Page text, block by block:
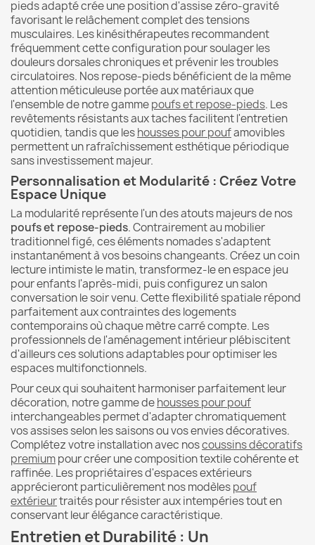
pieds adapté crée une position d'assise zéro-gravité
favorisant le relâchement complet des tensions
musculaires. Les kinésithérapeutes recommandent
fréquemment cette configuration pour soulager les
douleurs dorsales chroniques et prévenir les troubles
circulatoires. Nos repose-pieds bénéficient de la même
attention méticuleuse portée aux matériaux que
l'ensemble de notre gammepoufs et repose-pieds. Les
revêtements résistants aux taches facilitent l'entretien
quotidien, tandis que leshousses pour poufamovibles
permettent un rafraîchissement esthétique périodique
sans investissement majeur.
Personnalisation et Modularité : Créez Votre
Espace Unique
La modularité représente l'un des atouts majeurs de nos
poufs et repose-pieds. Contrairement au mobilier
traditionnel figé, ces éléments nomades s'adaptent
instantanément à vos besoins changeants. Créez un coin
lecture intimiste le matin, transformez-le en espace jeu
pour enfants l'après-midi, puis configurez un salon
conversation le soir venu. Cette flexibilité spatiale répond
parfaitement aux contraintes des logements
contemporains où chaque mètre carré compte. Les
professionnels de l'aménagement intérieur plébiscitent
d'ailleurs ces solutions adaptables pour optimiser les
espaces multifonctionnels.
Pour ceux qui souhaitent harmoniser parfaitement leur
décoration, notre gamme dehousses pour pouf
interchangeables permet d'adapter chromatiquement
vos assises selon les saisons ou vos envies décoratives.
Complétez votre installation avec noscoussins décoratifs
premiumpour créer une composition textile cohérente et
raffinée. Les propriétaires d'espaces extérieurs
apprécieront particulièrement nos modèlespouf
extérieurtraités pour résister aux intempéries tout en
conservant leur élégance caractéristique.
Entretien et Durabilité : Un